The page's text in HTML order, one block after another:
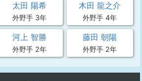
太田 陽希
外野手 3年
木田 龍之介
外野手 4年
河上 智勝
外野手 2年
藤田 朝陽
外野手 2年